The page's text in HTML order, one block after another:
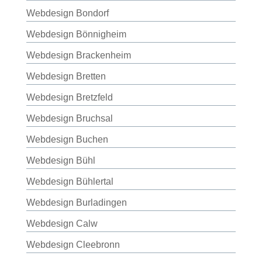
Webdesign Bondorf
Webdesign Bönnigheim
Webdesign Brackenheim
Webdesign Bretten
Webdesign Bretzfeld
Webdesign Bruchsal
Webdesign Buchen
Webdesign Bühl
Webdesign Bühlertal
Webdesign Burladingen
Webdesign Calw
Webdesign Cleebronn